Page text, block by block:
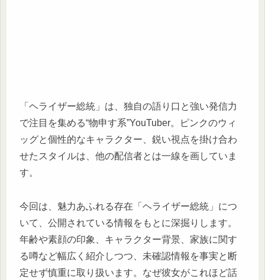
「ヘライザー総統」は、独自の語り口と強い発信力
で注目を集める“物申す系”YouTuber。ピンクのウィ
ッグと個性的なキャラクター、鋭い視点を掛け合わ
せたスタイルは、他の配信者とは一線を画していま
す。
今回は、魅力あふれる存在「ヘライザー総統」につ
いて、公開されている情報をもとに深掘りします。
年齢や素顔の印象、キャラクター背景、家族に関す
る噂など幅広く紹介しつつ、未確認情報を事実と断
定せず慎重に取り扱います。なぜ彼女がこれほど話